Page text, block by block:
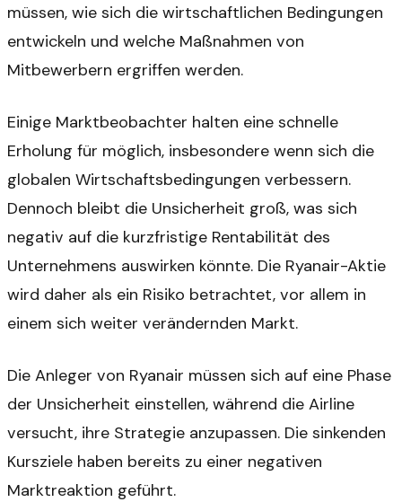
müssen, wie sich die wirtschaftlichen Bedingungen
entwickeln und welche Maßnahmen von
Mitbewerbern ergriffen werden.
Einige Marktbeobachter halten eine schnelle
Erholung für möglich, insbesondere wenn sich die
globalen Wirtschaftsbedingungen verbessern.
Dennoch bleibt die Unsicherheit groß, was sich
negativ auf die kurzfristige Rentabilität des
Unternehmens auswirken könnte. Die Ryanair-Aktie
wird daher als ein Risiko betrachtet, vor allem in
einem sich weiter verändernden Markt.
Die Anleger von Ryanair müssen sich auf eine Phase
der Unsicherheit einstellen, während die Airline
versucht, ihre Strategie anzupassen. Die sinkenden
Kursziele haben bereits zu einer negativen
Marktreaktion geführt.